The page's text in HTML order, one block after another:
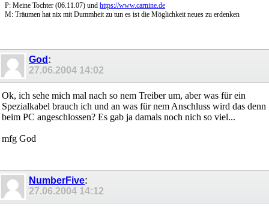
P: Meine Tochter (06.11.07) und https://www.carnine.de
M: Träumen hat nix mit Dummheit zu tun es ist die Möglichkeit neues zu erdenken
God :
27.06.2004 14:02
Ok, ich sehe mich mal nach so nem Treiber um, aber was für ein
Spezialkabel brauch ich und an was für nem Anschluss wird das denn
beim PC angeschlossen? Es gab ja damals noch nich so viel...
mfg God
NumberFive:
27.06.2004 14:12